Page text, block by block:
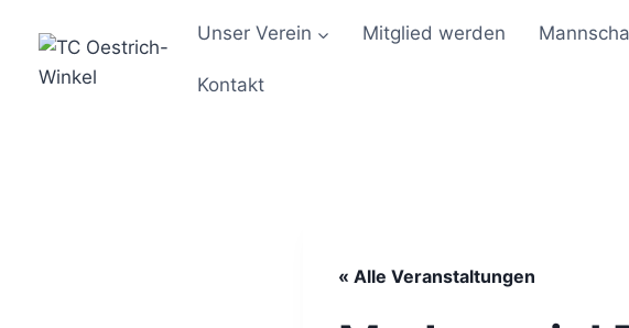
Inhalt
springen
Unser Verein Mitglied werden
Kontakt
« Alle Veranstaltungen